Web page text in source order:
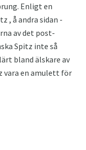
Enligt en
, å andra sidan -
av det post-
Spitz inte så
bland älskare av
vara en amulett för